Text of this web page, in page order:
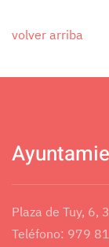
volver arriba
Plaza de Tuy, 6,
Teléfono: 979